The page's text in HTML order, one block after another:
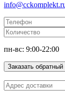
пн-вс: 9:00-22:00
Заказать обратный